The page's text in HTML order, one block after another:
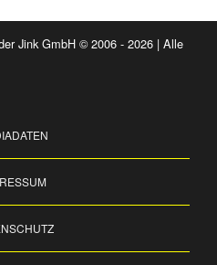
Jink GmbH © 2006 - 2026 | Alle